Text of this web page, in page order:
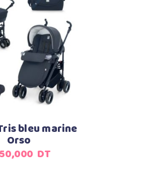
au panier
bleu marine
Orso
DT